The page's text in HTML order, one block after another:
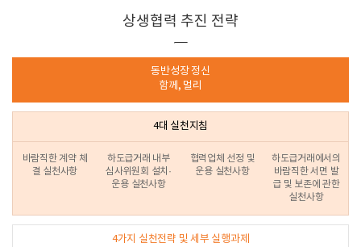
상생협력 추진 전략
동반성장 정신
함께, 멀리
4대 실천지침
바람직한 계약 체
결 실천사항
하도급거래 내부
심사위원회 설치·
운용 실천사항
협력업체 선정 및
운용 실천사항
하도급거래에서의
바람직한 서면 발
급 및 보존에 관한
실천사항
4가지 실천전략 및 세부 실행과제